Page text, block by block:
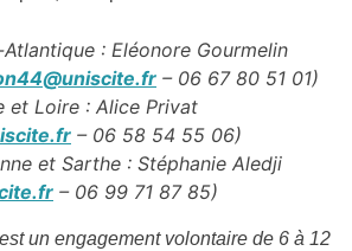
: Eléonore Gourmelin
– 06 67 80 51 01)
et Loire : Alice Privat
– 06 58 54 55 06)
et Sarthe : Stéphanie Aledji
– 06 99 71 87 85)
un engagement volontaire de 6 à 12